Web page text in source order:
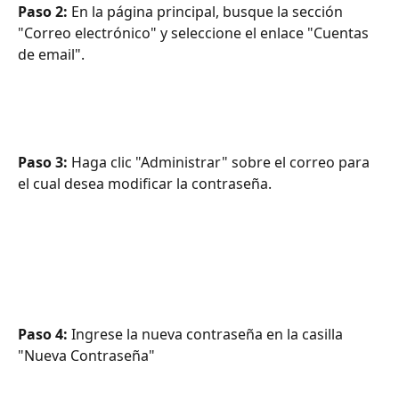
Paso 2: En la página principal, busque la sección
"Correo electrónico" y seleccione el enlace "Cuentas
de email".
Paso 3: Haga clic "Administrar" sobre el correo para
el cual desea modificar la contraseña.
Paso 4: Ingrese la nueva contraseña en la casilla
"Nueva Contraseña"